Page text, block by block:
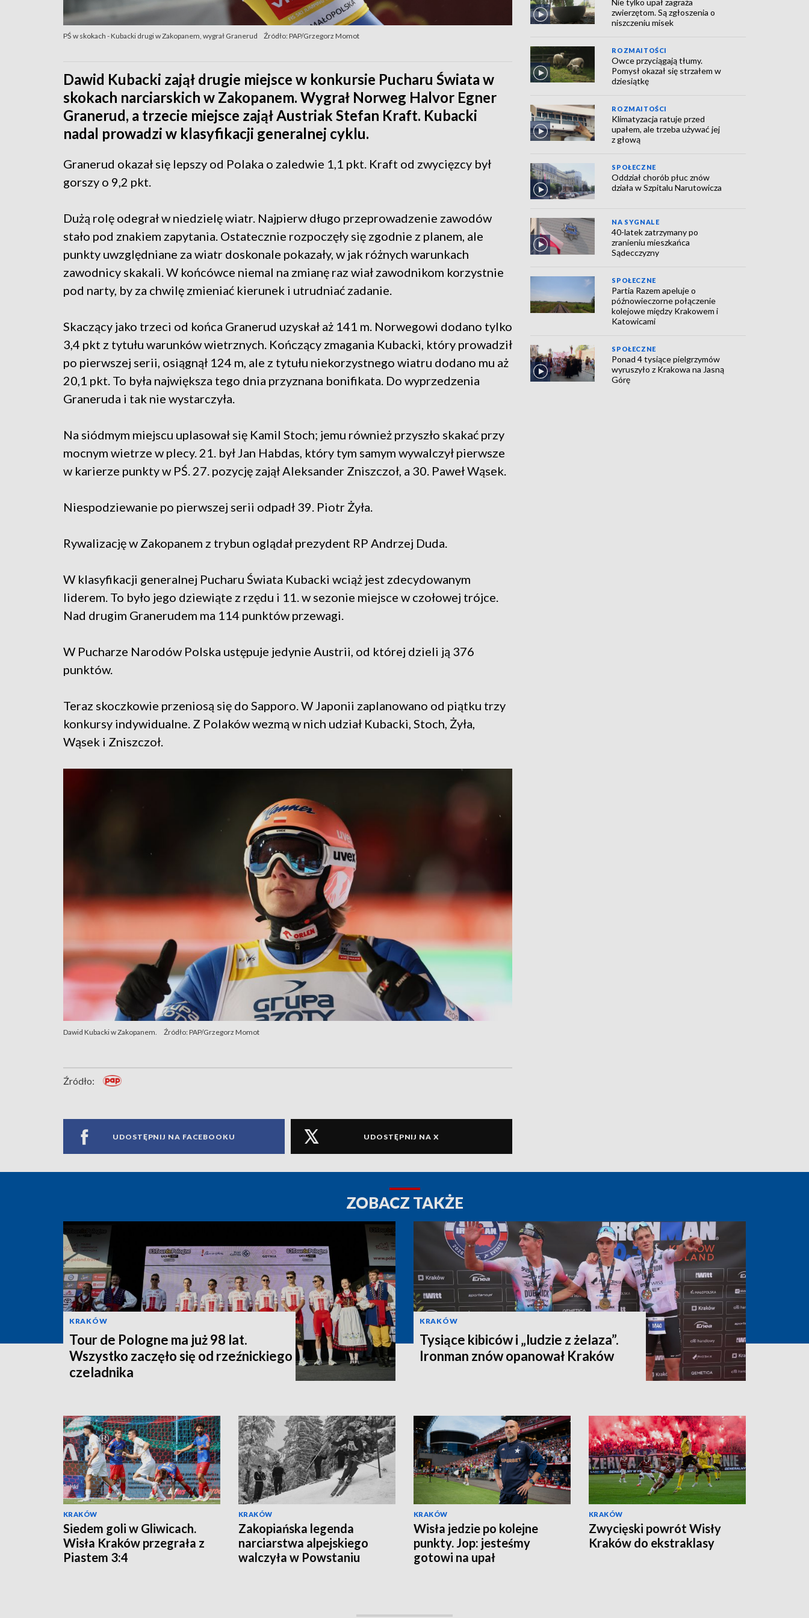
PŚ w skokach - Kubacki drugi w Zakopanem, wygrał Granerud Źródło: PAP/Grzegorz Momot
Dawid Kubacki zajął drugie miejsce w konkursie Pucharu Świata w
skokach narciarskich w Zakopanem. Wygrał Norweg Halvor Egner
Granerud, a trzecie miejsce zajął Austriak Stefan Kraft. Kubacki
nadal prowadzi w klasyfikacji generalnej cyklu.
Granerud okazał się lepszy od Polaka o zaledwie 1,1 pkt. Kraft od zwycięzcy był
gorszy o 9,2 pkt.
Dużą rolę odegrał w niedzielę wiatr. Najpierw długo przeprowadzenie zawodów
stało pod znakiem zapytania. Ostatecznie rozpoczęły się zgodnie z planem, ale
punkty uwzględniane za wiatr doskonale pokazały, w jak różnych warunkach
zawodnicy skakali. W końcówce niemal na zmianę raz wiał zawodnikom korzystnie
pod narty, by za chwilę zmieniać kierunek i utrudniać zadanie.
Skaczący jako trzeci od końca Granerud uzyskał aż 141 m. Norwegowi dodano tylko
3,4 pkt z tytułu warunków wietrznych. Kończący zmagania Kubacki, który prowadził
po pierwszej serii, osiągnął 124 m, ale z tytułu niekorzystnego wiatru dodano mu aż
20,1 pkt. To była największa tego dnia przyznana bonifikata. Do wyprzedzenia
Graneruda i tak nie wystarczyła.
Na siódmym miejscu uplasował się Kamil Stoch; jemu również przyszło skakać przy
mocnym wietrze w plecy. 21. był Jan Habdas, który tym samym wywalczył pierwsze
w karierze punkty w PŚ. 27. pozycję zajął Aleksander Zniszczoł, a 30. Paweł Wąsek.
Niespodziewanie po pierwszej serii odpadł 39. Piotr Żyła.
Rywalizację w Zakopanem z trybun oglądał prezydent RP Andrzej Duda.
W klasyfikacji generalnej Pucharu Świata Kubacki wciąż jest zdecydowanym
liderem. To było jego dziewiąte z rzędu i 11. w sezonie miejsce w czołowej trójce.
Nad drugim Granerudem ma 114 punktów przewagi.
W Pucharze Narodów Polska ustępuje jedynie Austrii, od której dzieli ją 376
punktów.
Teraz skoczkowie przeniosą się do Sapporo. W Japonii zaplanowano od piątku trzy
konkursy indywidualne. Z Polaków wezmą w nich udział Kubacki, Stoch, Żyła,
Wąsek i Zniszczoł.
Dawid Kubacki w Zakopanem. Źródło: PAP/Grzegorz Momot
Źródło:
UDOSTĘPNIJ NA FACEBOOKU UDOSTĘPNIJ NA X
zwierzętom. Są zgłoszenia o
niszczeniu misek
ROZMAITOŚCI
Owce przyciągają tłumy.
Pomysł okazał się strzałem w
dziesiątkę
ROZMAITOŚCI
Klimatyzacja ratuje przed
upałem, ale trzeba używać jej
z głową
SPOŁECZNE
Oddział chorób płuc znów
działa w Szpitalu Narutowicza
NA SYGNALE
40-latek zatrzymany po
zranieniu mieszkańca
Sądecczyzny
SPOŁECZNE
Partia Razem apeluje o
późnowieczorne połączenie
kolejowe między Krakowem i
Katowicami
SPOŁECZNE
Ponad 4 tysiące pielgrzymów
wyruszyło z Krakowa na Jasną
Górę
ZOBACZ TAKŻE
KRAKÓW
Tour de Pologne ma już 98 lat.
Wszystko zaczęło się od rzeźnickiego
czeladnika
KRAKÓW
Tysiące kibiców i „ludzie z żelaza”.
Ironman znów opanował Kraków
KRAKÓW
Siedem goli w Gliwicach.
Wisła Kraków przegrała z
Piastem 3:4
KRAKÓW
Zakopiańska legenda
narciarstwa alpejskiego
walczyła w Powstaniu
KRAKÓW
Wisła jedzie po kolejne
punkty. Jop: jesteśmy
gotowi na upał
KRAKÓW
Zwycięski powrót Wisły
Kraków do ekstraklasy